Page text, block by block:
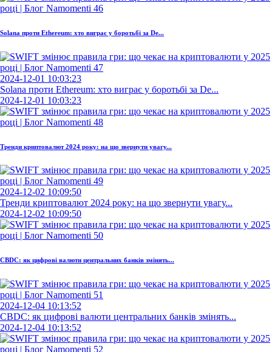
Solana проти Ethereum: хто виграє у боротьбі за De...
2024-12-01 10:03:23
Solana проти Ethereum: хто виграє у боротьбі за De...
2024-12-01 10:03:23
Тренди криптовалют 2024 року: на що звернути увагу...
2024-12-02 10:09:50
Тренди криптовалют 2024 року: на що звернути увагу...
2024-12-02 10:09:50
CBDC: як цифрові валюти центральних банків змінять...
2024-12-04 10:13:52
CBDC: як цифрові валюти центральних банків змінять...
2024-12-04 10:13:52